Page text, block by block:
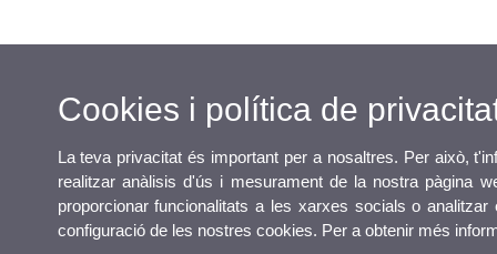
Cookies i política de
La teva privacitat és important per a nosaltres. Per això,
realitzar anàlisis d'ús i mesurament de la nostra pàgina
proporcionar funcionalitats a les xarxes socials o
configuració de les nostres cookies. Per a obtenir més